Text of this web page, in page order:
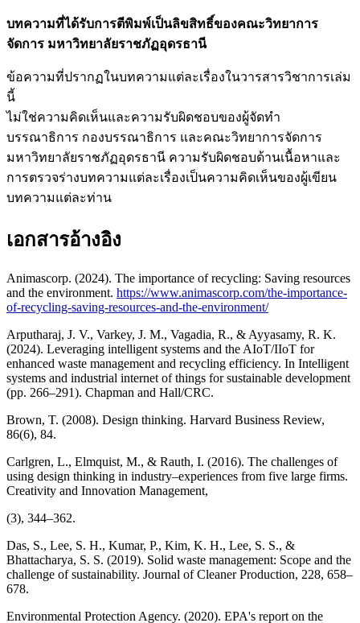
บทความที่ได้รับการตีพิมพ์เป็นลิขสิทธิ์ของคณะวิทยาการ
จัดการ มหาวิทยาลัยราชภัฏอุดรธานี
ข้อความที่ปรากฏในบทความแต่ละเรื่องในวารสารวิชาการเล่ม
นี้
ไม่ใช่ความคิดเห็นและความรับผิดชอบของผู้จัดทำ
บรรณาธิการ กองบรรณาธิการ และคณะวิทยาการจัดการ
มหาวิทยาลัยราชภัฏอุดรธานี ความรับผิดชอบด้านเนื้อหาและ
การตรวจร่างบทความแต่ละเรื่องเป็นความคิดเห็นของผู้เขียน
บทความแต่ละท่าน
เอกสารอ้างอิง
Animascorp. (2024). The importance of recycling: Saving resources
and the environment. https://www.animascorp.com/the-importance-
of-recycling-saving-resources-and-the-environment/
Arputharaj, J. V., Varkey, J. M., Vagadia, R., & Ayyasamy, R. K.
(2024). Leveraging intelligent systems and the AIoT/IIoT for
enhanced waste management and recycling efficiency. In Intelligent
systems and industrial internet of things for sustainable development
(pp. 266–291). Chapman and Hall/CRC.
Brown, T. (2008). Design thinking. Harvard Business Review,
86(6), 84.
Carlgren, L., Elmquist, M., & Rauth, I. (2016). The challenges of
using design thinking in industry–experiences from five large firms.
Creativity and Innovation Management,
(3), 344–362.
Das, S., Lee, S. H., Kumar, P., Kim, K. H., Lee, S. S., &
Bhattacharya, S. S. (2019). Solid waste management: Scope and the
challenge of sustainability. Journal of Cleaner Production, 228, 658–
678.
Environmental Protection Agency. (2020). EPA's report on the